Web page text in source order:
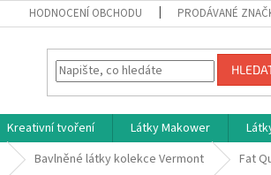
HODNOCENÍ OBCHODU PRODÁVANÉ
Kreativní tvoření Látky Makower
Bavlněné látky kolekce Vermont Fat